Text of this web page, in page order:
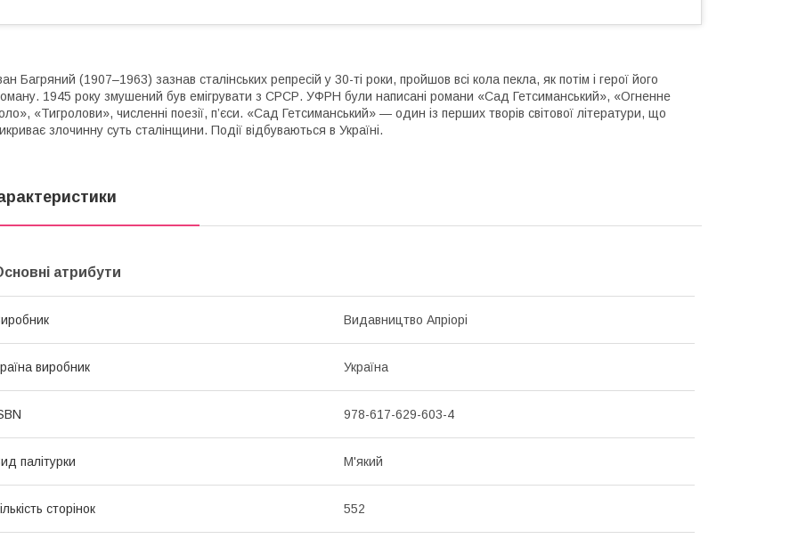
Багряний (1907–1963) зазнав сталінських репресій у 30-ті роки, пройшов всі кола пекла, як потім і герої його
1945 року змушений був емігрувати з СРСР. УФРН були написані романи «Сад Гетсиманський», «Огненне
«Тигролови», численні поезії, п’єси. «Сад Гетсиманський» — один із перших творів світової літератури, що
злочинну суть сталінщини. Події відбуваються в Україні.
атрибути
Видавництво Апріорі
виробник Україна
978-617-629-603-4
палітурки М'який
сторінок 552